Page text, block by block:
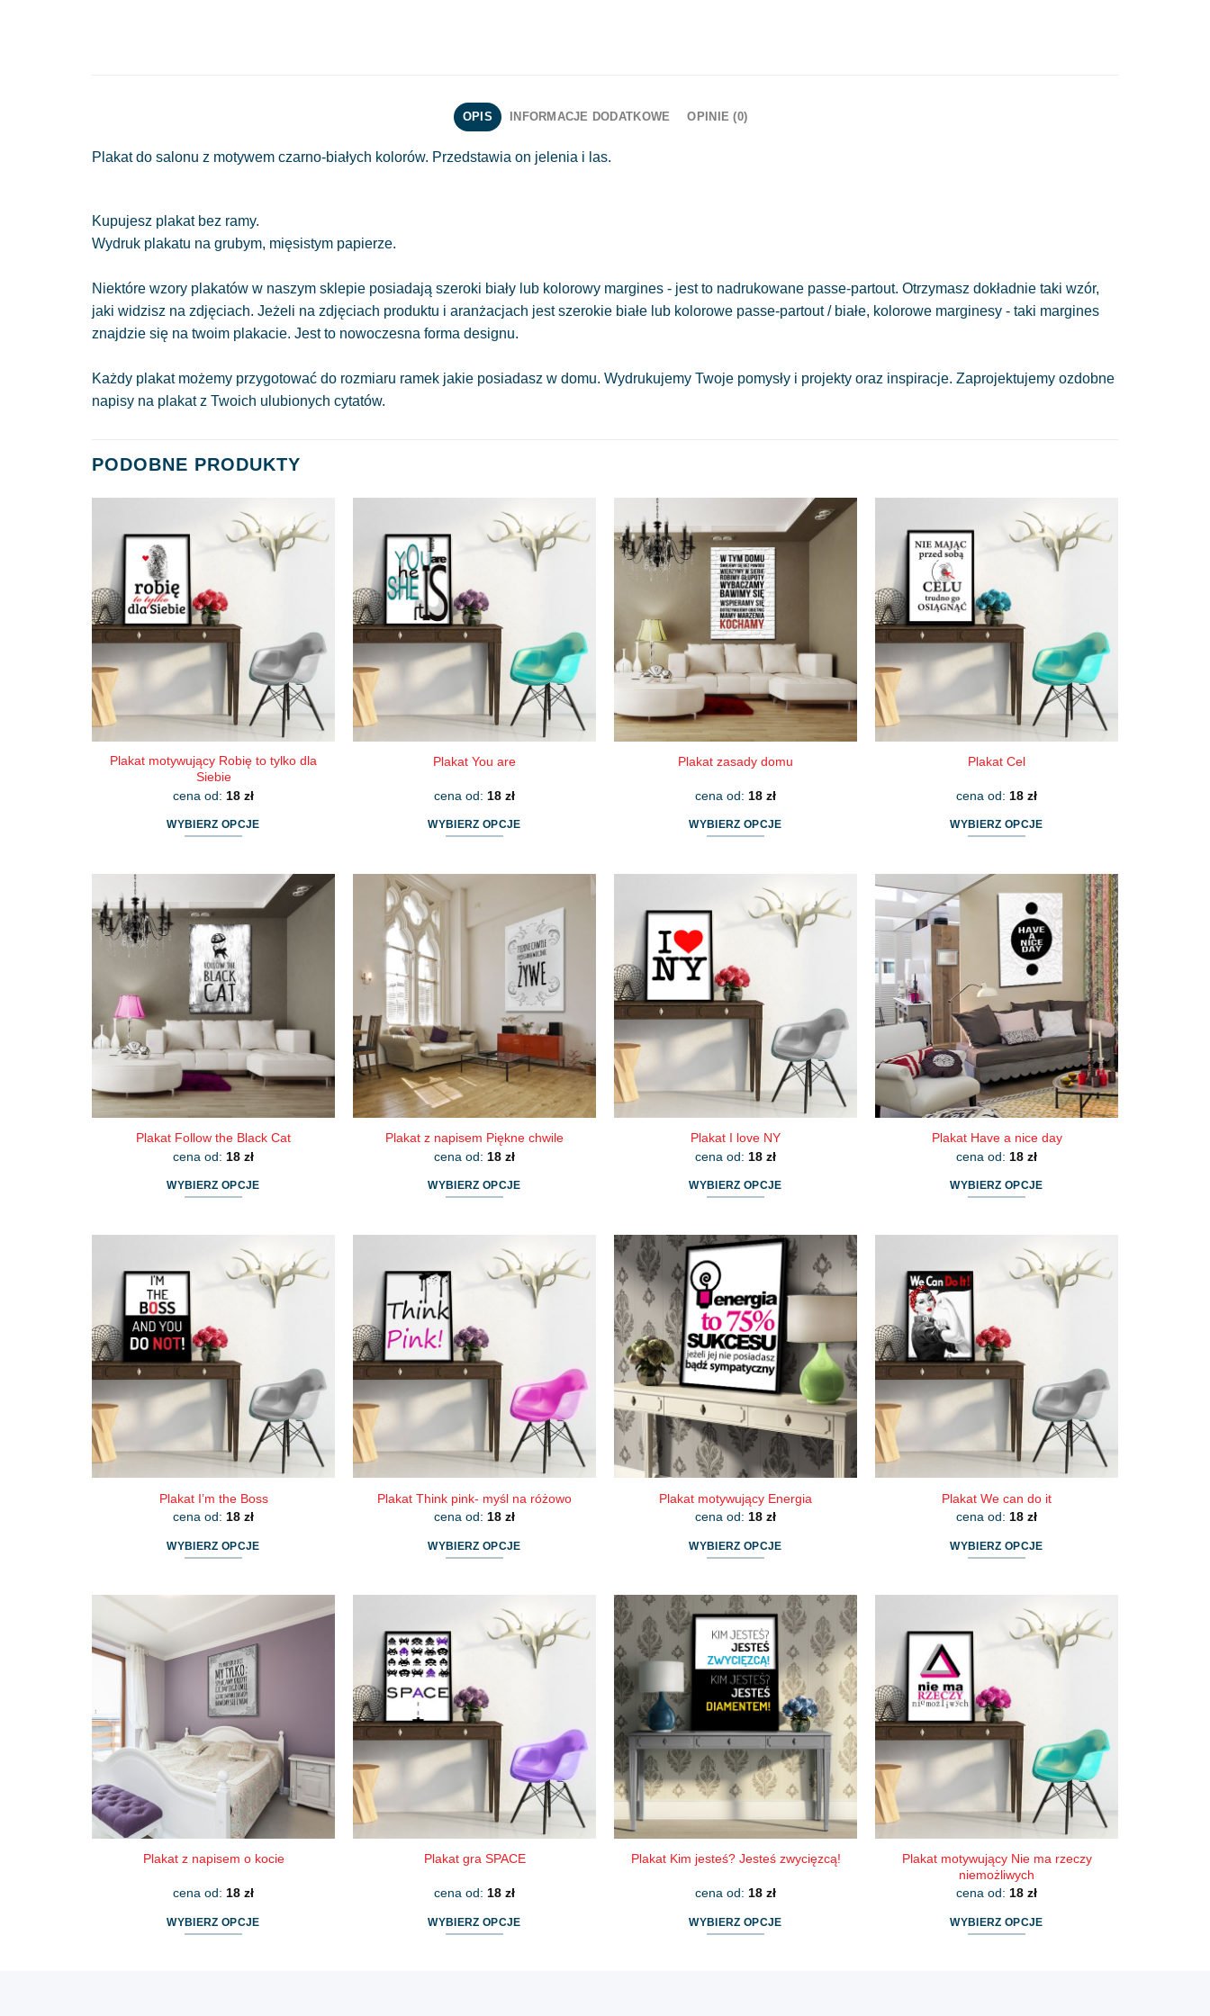
OPIS INFORMACJE DODATKOWE OPINIE (0)
Plakat do salonu z motywem czarno-białych kolorów. Przedstawia on jelenia i las.
Kupujesz plakat bez ramy.
Wydruk plakatu na grubym, mięsistym papierze.
Niektóre wzory plakatów w naszym sklepie posiadają szeroki biały lub kolorowy margines - jest to nadrukowane passe-partout. Otrzymasz dokładnie taki wzór,
jaki widzisz na zdjęciach. Jeżeli na zdjęciach produktu i aranżacjach jest szerokie białe lub kolorowe passe-partout / białe, kolorowe marginesy - taki margines
znajdzie się na twoim plakacie. Jest to nowoczesna forma designu.
Każdy plakat możemy przygotować do rozmiaru ramek jakie posiadasz w domu. Wydrukujemy Twoje pomysły i projekty oraz inspiracje. Zaprojektujemy ozdobne
napisy na plakat z Twoich ulubionych cytatów.
PODOBNE PRODUKTY
Plakat motywujący Robię to tylko dla
Siebie
cena od: 18 zł
WYBIERZ OPCJE
wiele
wariantów.
Opcje
można
wybrać
na
stronie
produktu
Plakat You are
cena od: 18 zł
WYBIERZ OPCJE
wiele
wariantów.
wybrać
stronie
produktu
Plakat zasady domu
cena od: 18 zł
WYBIERZ OPCJE
wiele
wariantów.
można
wybrać
stronie
produktu
Plakat Cel
cena od: 18 zł
WYBIERZ OPCJE
wiele
wariantów.
Opcje
można
wybrać
na
stronie
produktu
Plakat Follow the Black Cat
cena od: 18 zł
WYBIERZ OPCJE
wiele
wariantów.
można
wybrać
stronie
produktu
Plakat z napisem Piękne chwile
cena od: 18 zł
WYBIERZ OPCJE
wiele
wariantów.
można
wybrać
stronie
produktu
Plakat I love NY
cena od: 18 zł
WYBIERZ OPCJE
ma
wariantów.
Opcje
można
wybrać
na
stronie
produktu
Plakat Have a nice day
cena od: 18 zł
WYBIERZ OPCJE
wiele
wariantów.
można
wybrać
stronie
produktu
Plakat I’m the Boss
cena od: 18 zł
WYBIERZ OPCJE
wariantów.
Opcje
można
wybrać
na
stronie
produktu
Plakat Think pink- myśl na różowo
cena od: 18 zł
WYBIERZ OPCJE
wiele
wariantów.
można
wybrać
stronie
produktu
Plakat motywujący Energia
cena od: 18 zł
WYBIERZ OPCJE
ma
wiele
wariantów.
Opcje
można
wybrać
na
stronie
produktu
Plakat We can do it
cena od: 18 zł
WYBIERZ OPCJE
wiele
wariantów.
można
wybrać
stronie
produktu
Plakat z napisem o kocie
cena od: 18 zł
WYBIERZ OPCJE
Plakat gra SPACE
cena od: 18 zł
WYBIERZ OPCJE
Plakat Kim jesteś? Jesteś zwycięzcą!
cena od: 18 zł
WYBIERZ OPCJE
Plakat motywujący Nie ma rzeczy
niemożliwych
cena od: 18 zł
WYBIERZ OPCJE